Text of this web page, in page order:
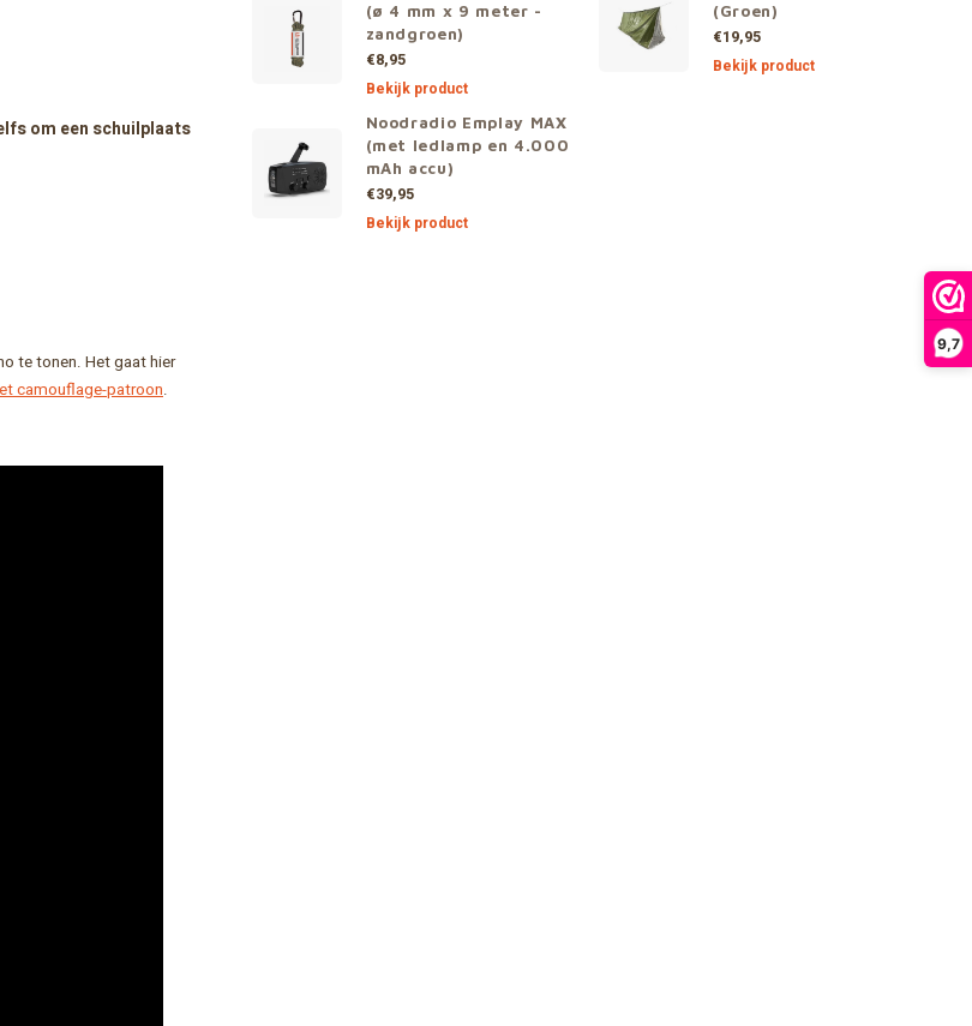
9,7
om een schuilplaats
te tonen. Het gaat hier
camouflage-patroon.
(ø 4 mm x 9 meter -
zandgroen)
€8,95
Bekijk product
(Groen)
€19,95
Bekijk product
Noodradio Emplay MAX
(met ledlamp en 4.000
mAh accu)
€39,95
Bekijk product